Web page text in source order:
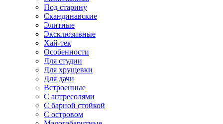
Под старину
Скандинавские
Элитные
Эксклюзивные
Хай-тек
Особенности
Для студии
Для хрущевки
Для дачи
Встроенные
С антресолями
С барной стойкой
С островом